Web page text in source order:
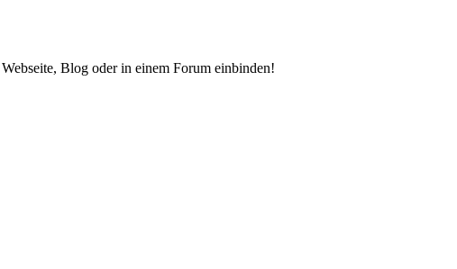
Blog oder in einem Forum einbinden!